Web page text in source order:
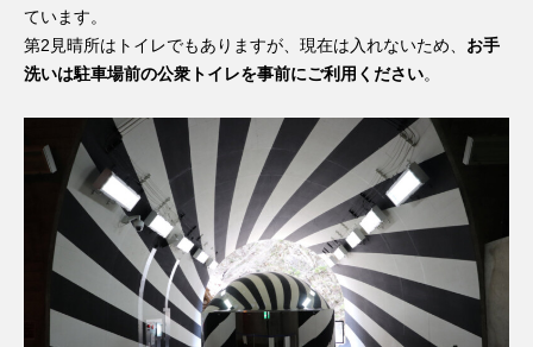
ています。
第2見晴所はトイレでもありますが、現在は入れないため、 お手
洗いは駐車場前の公衆トイレを事前にご利用ください。